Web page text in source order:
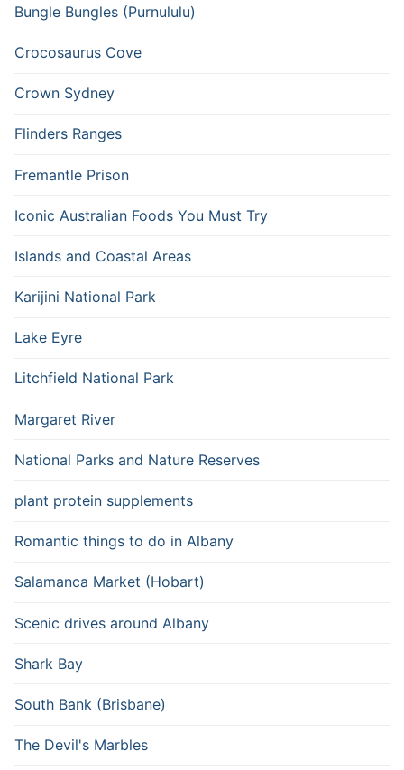
Bungle Bungles (Purnululu)
Crocosaurus Cove
Crown Sydney
Flinders Ranges
Fremantle Prison
Iconic Australian Foods You Must Try
Islands and Coastal Areas
Karijini National Park
Lake Eyre
Litchfield National Park
Margaret River
National Parks and Nature Reserves
plant protein supplements
Romantic things to do in Albany
Salamanca Market (Hobart)
Scenic drives around Albany
Shark Bay
South Bank (Brisbane)
The Devil's Marbles